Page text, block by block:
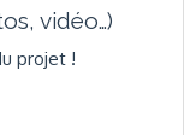
vidéo…)
projet !